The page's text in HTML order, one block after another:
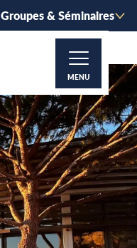
Groupes & Séminaires
MENU